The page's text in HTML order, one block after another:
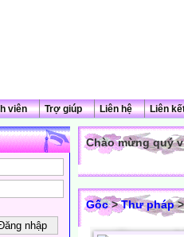
viên Trợ giúp Liên hệ Liên
Chào mừng quý
Gốc>Thư pháp>